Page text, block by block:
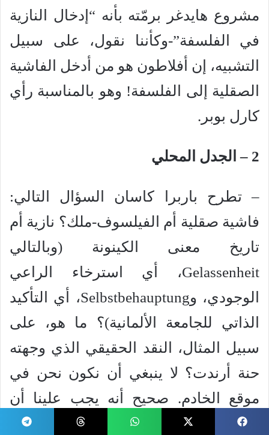
مشروع هايدغر برمّته بأنه “إدخال النازية
في الفلسفة”-وكأننا نقول، على سبيل
التشبيه، إن أفلاطون هو من أدخل الفاشية
الصقلية إلى الفلسفة! وهو بالمناسبة رأي
كارل بوبر.
2 – الجدل المحلي
– تطرح باربرا كاسان السؤال التالي:
فاشية صقلية أم الفيلسوف-ملك؟ نازية أم
تاريخ معنى الكينونة (وبالتالي
Gelassenheit، أي استرخاء الراعي
الوجودي، وSelbstbehauptung، أي التأكيد
الذاتي للجامعة الألمانية)؟ ما هو، على
سبيل المثال، النقد الحقيقي الذي وجهته
حنة أرندت؟ لا ينبغي أن نكون نحن في
موقع الخادم. صحيح أنه يجب علينا أن
ننظر إلى كل فيلسوف أو مفكر على أنه